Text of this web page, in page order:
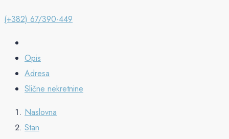
(+382) 67/390-449
Opis
Adresa
Slične nekretnine
Naslovna
Stan